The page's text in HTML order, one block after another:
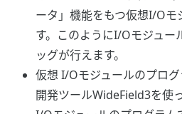
ータ」機能をもつ仮想I/Oモ
す。このようにI/Oモジュー
ッグが行えます。
仮想 I/Oモジュールのプロ
開発ツールWideField3を使